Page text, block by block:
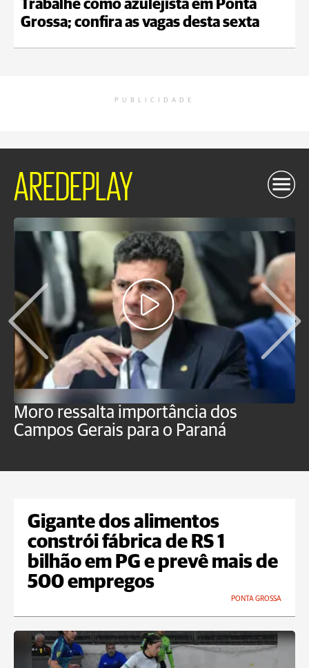
Trabalhe como azulejista em Ponta
Grossa; confira as vagas desta sexta
PUBLICIDADE
AREDEPLAY
Moro ressalta importância dos
Campos Gerais para o Paraná
Gigante dos alimentos
constrói fábrica de RS 1
bilhão em PG e prevê mais de
500 empregos
PONTA GROSSA